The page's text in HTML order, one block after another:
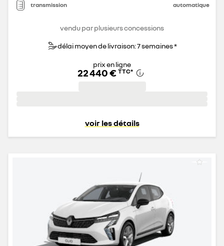
transmission automatique
vendu par plusieurs concessions
délai moyen de livraison: 7 semaines *
prix en ligne
22 440 € TTC*
voir les détails